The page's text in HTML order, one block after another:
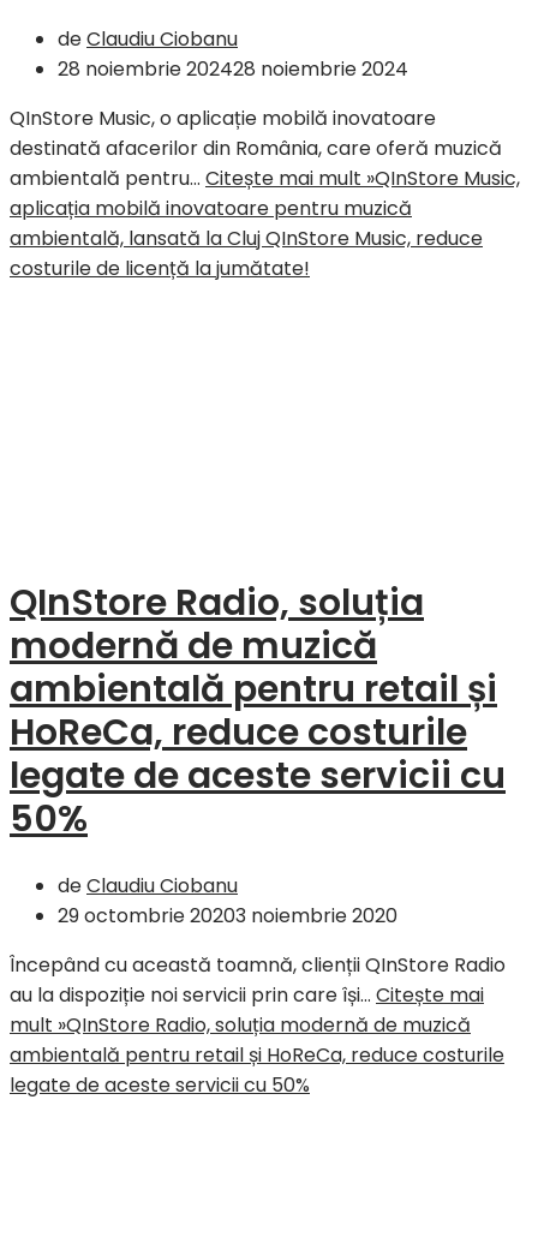
deClaudiu Ciobanu
28 noiembrie 202428 noiembrie 2024
QInStore Music, o aplicație mobilă inovatoare
destinată afacerilor din România, care oferă muzică
ambientală pentru… Citește mai mult »QInStore Music,
aplicația mobilă inovatoare pentru muzică
ambientală, lansată la Cluj QInStore Music, reduce
costurile de licență la jumătate!
QInStore Radio, soluția
modernă de muzică
ambientală pentru retail și
HoReCa, reduce costurile
legate de aceste servicii cu
50%
deClaudiu Ciobanu
29 octombrie 20203 noiembrie 2020
Începând cu această toamnă, clienții QInStore Radio
au la dispoziție noi servicii prin care își… Citește mai
mult »QInStore Radio, soluția modernă de muzică
ambientală pentru retail și HoReCa, reduce costurile
legate de aceste servicii cu 50%